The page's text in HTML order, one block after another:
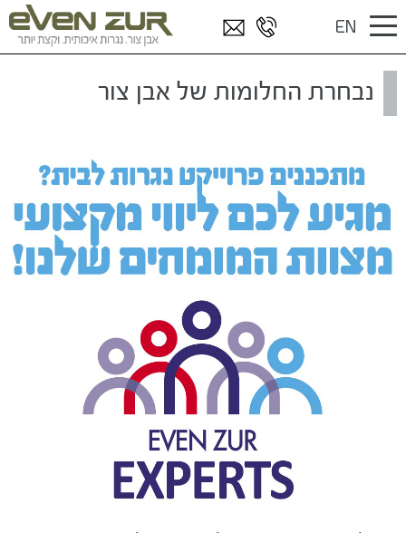
ENדף הבית/ המומחים של אבן צור
נבחרת החלומות של אבן צור